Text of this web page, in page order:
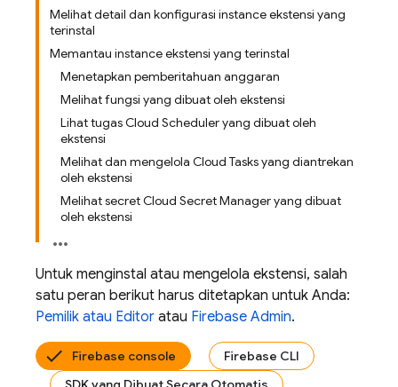
Melihat detail dan konfigurasi instance ekstensi yang
terinstal
Memantau instance ekstensi yang terinstal
Menetapkan pemberitahuan anggaran
Melihat fungsi yang dibuat oleh ekstensi
Lihat tugas Cloud Scheduler yang dibuat oleh
ekstensi
Melihat dan mengelola Cloud Tasks yang diantrekan
oleh ekstensi
Melihat secret Cloud Secret Manager yang dibuat
oleh ekstensi
Untuk menginstal atau mengelola ekstensi, salah
satu peran berikut harus ditetapkan untuk Anda:
Pemilik atau Editor atau Firebase Admin.
Firebase console
Firebase CLI